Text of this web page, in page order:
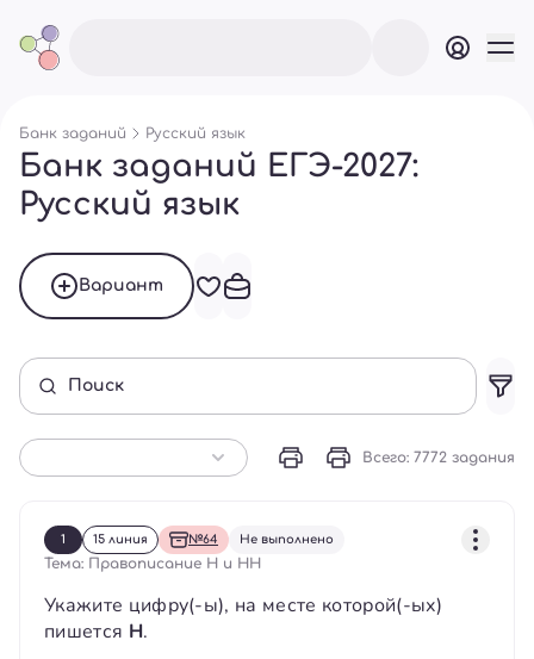
Банк заданий Русский язык
Банк заданий ЕГЭ-2027:
Русский язык
Вариант
Поиск
Всего: 7772 задания
1 15 линия №64 Не выполнено
Тема: Правописание Н и НН
Укажите цифру(-ы), на месте которой(-ых)
пишется Н.